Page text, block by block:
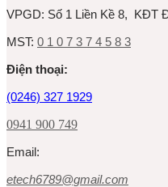
VPGD: Số 1 Liền Kề 8, KĐT
MST: 0 1 0 7 3 7 4 5 8 3
Ðiện thoại:
(0246) 327 1929
0941 900 749
Email:
etech6789@gmail.com